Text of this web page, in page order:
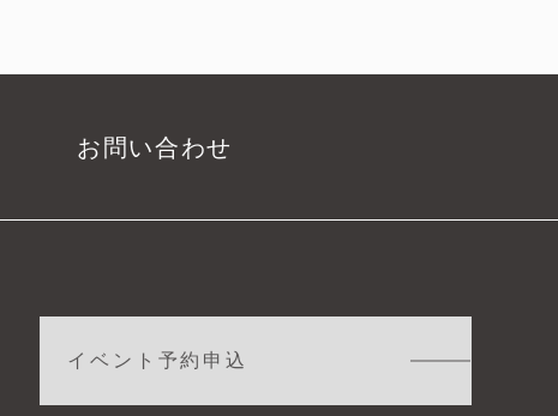
お問い合わせ
イベント予約申込